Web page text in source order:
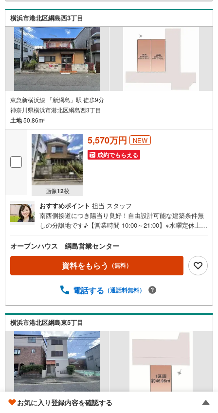
います。◎個別FP相談会 無料物件のご紹介だけでなく住
宅ローン・資金のご相談、まずは家探しについて話を聞き
たいという方も大歓迎です！年間8000棟以上の限定物件を
発表しているオープンハウスだから出会える物件が多数ご
ざいます。ぜひお気軽にご連絡・ご相談ください！※限定物
件:当社のみ、もしくは当社を含めた数社でのみご紹介可能
なオープンハウス・ディベロップメントの物件
横浜市港北区綱島西3丁目
東急新横浜線 「新綱島」駅 徒歩9分
神奈川県横浜市港北区綱島西3丁目
土地50.86m2
画像12枚
5,570万円 NEW
成約でもらえる
おすすめポイント 担当 スタッフ
南西側接道につき陽当り良好！自由設計可能な建築条件無
しの分譲地です♪【営業時間 10:00～21:00】※水曜定休上記
にご連絡ください！現地を見学される場合は「室内・現地
を見学する（無料）」ボタンよりご希望の日時をご記入い
ただけますとスムーズにご案内が可能です。◎現地のご案
内について・平日や夜遅い時間帯もご案内が可能 ※定休日
たします。・車でご自宅や最寄り駅等、ご指定の場所まで
個別FP相談会 無料物件のご紹介だけでなく住宅ローン・
資金のご相談、まずは家探しについて話を聞きたいという
方も大歓迎です！年間8000棟以上の限定物件を発表してい
るオープンハウスだから出会える物件が多数ございます。
ぜひお気軽にご連絡・ご相談ください！※限定物件:当社の
み、もしくは当社を含めた数社でのみご紹介可能なオープ
ンハウス・ディベロップメントの物件
オープンハウス 綱島営業センター
資料をもらう （無料）
電話する （通話料無料）
横浜市港北区綱島東5丁目
東急新横浜線 「新綱島」駅 徒歩17分
お気に入り登録内容を確認する